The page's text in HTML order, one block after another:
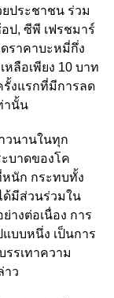
ประชาชน ร่วม
ป, ซีพี เฟรชมาร์
ราคาบะหมี่กึ่ง
ลือเพียง 10 บาท
รั้งแรกที่มีการลด
านั้น
วนานในทุก
บาดของโค
หนัก กระทบทั้ง
ด้มีส่วนร่วมใน
างต่อเนื่อง การ
บบหนึ่ง เป็นการ
รรเทาความ
าว